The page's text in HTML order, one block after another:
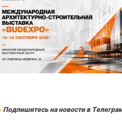
Подпишитесь на новости в